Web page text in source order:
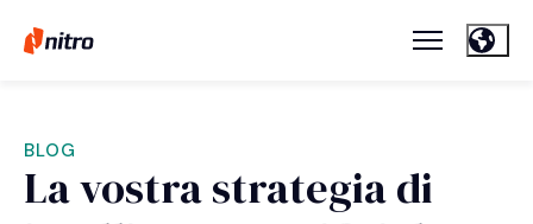
BLOG
La vostra strategia di